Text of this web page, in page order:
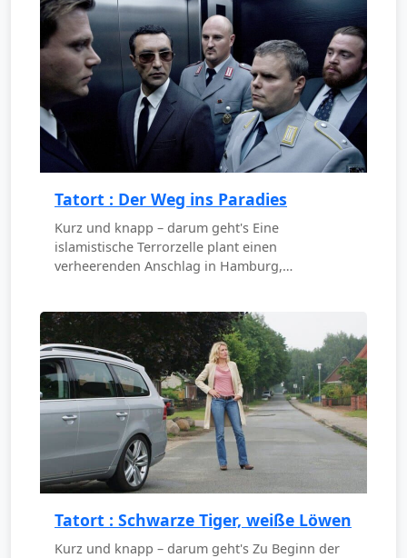
Tatort : Der Weg ins Paradies
Kurz und knapp – darum geht's Eine
islamistische Terrorzelle plant einen
verheerenden Anschlag in Hamburg,…
Tatort : Schwarze Tiger, weiße Löwen
Kurz und knapp – darum geht's Zu Beginn der